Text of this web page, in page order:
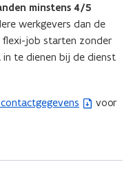
minstens 4/5
werkgevers dan de
flexi-job starten zonder
te dienen bij de dienst
voor